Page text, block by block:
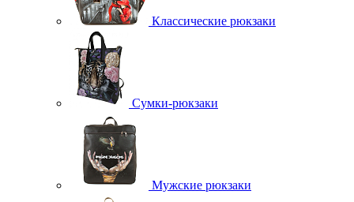
Классические рюкзаки
Сумки-рюкзаки
Мужские рюкзаки